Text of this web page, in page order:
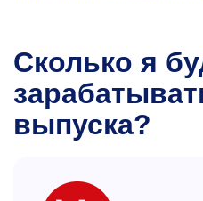
Сколько я
выпуска?